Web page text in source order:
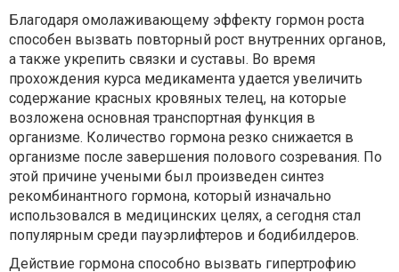
Благодаря омолаживающему эффекту гормон роста
способен вызвать повторный рост внутренних органов,
а также укрепить связки и суставы. Во время
прохождения курса медикамента удается увеличить
содержание красных кровяных телец, на которые
возложена основная транспортная функция в
организме. Количество гормона резко снижается в
организме после завершения полового созревания. По
этой причине учеными был произведен синтез
рекомбинантного гормона, который изначально
использовался в медицинских целях, а сегодня стал
популярным среди пауэрлифтеров и бодибилдеров.
Действие гормона способно вызвать гипертрофию